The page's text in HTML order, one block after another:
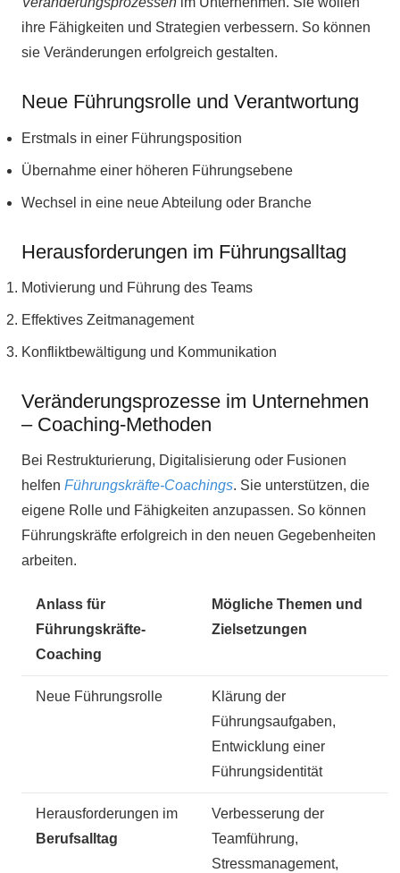
ihre Fähigkeiten und Strategien verbessern. So können
sie Veränderungen erfolgreich gestalten.
Neue Führungsrolle und Verantwortung
Erstmals in einer Führungsposition
Übernahme einer höheren Führungsebene
Wechsel in eine neue Abteilung oder Branche
Herausforderungen im Führungsalltag
Motivierung und Führung des Teams
Effektives Zeitmanagement
Konfliktbewältigung und Kommunikation
Veränderungsprozesse im Unternehmen
– Coaching-Methoden
Bei Restrukturierung, Digitalisierung oder Fusionen
helfen Führungskräfte-Coachings. Sie unterstützen, die
eigene Rolle und Fähigkeiten anzupassen. So können
Führungskräfte erfolgreich in den neuen Gegebenheiten
arbeiten.
Anlass für
Führungskräfte-
Coaching
Mögliche Themen und
Zielsetzungen
Neue Führungsrolle
Klärung der
Führungsaufgaben,
Entwicklung einer
Führungsidentität
Herausforderungen im
Berufsalltag
Verbesserung der
Teamführung,
Stressmanagement,